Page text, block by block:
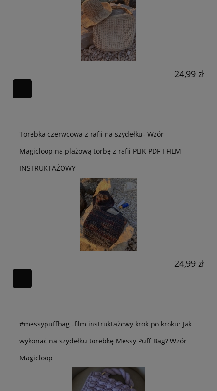
24,99 zł
Torebka czerwcowa z rafii na szydełku- Wzór
Magicloop na plażową torbę z rafii PLIK PDF I FILM
INSTRUKTAŻOWY
24,99 zł
#messypuffbag -film instruktażowy krok po kroku: Jak
wykonać na szydełku torebkę Messy Puff Bag? Wzór
Magicloop